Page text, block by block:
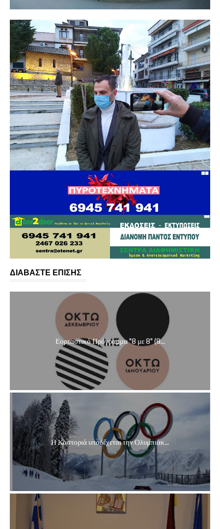
ΔΙΑΒΑΣΤΕ ΕΠΙΣΗΣ
Εορταστικό Πρόγραμμα "8 με 8" (8...
Η Καστοριά υποδέχεται την Ολυμπιακ...